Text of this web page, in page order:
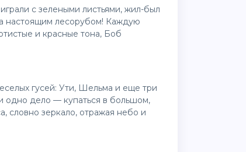
с зелеными листьями, жил-был
настоящим лесорубом! Каждую
и красные тона, Боб
гусей: Ути, Шельма и еще три
одно дело — купаться в большом,
словно зеркало, отражая небо и